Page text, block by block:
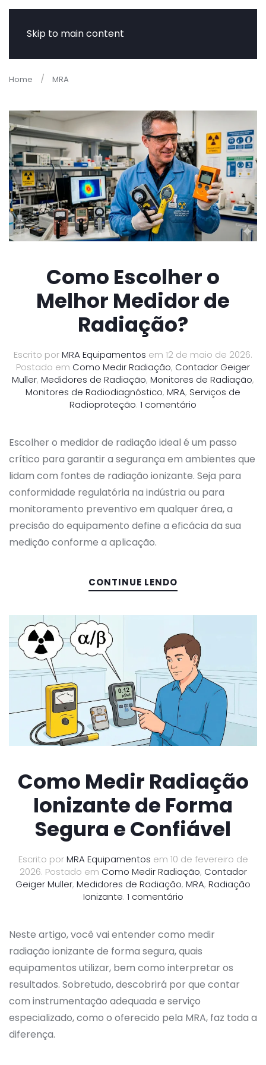
Skip to main content
Home MRA
Como Escolher o
Melhor Medidor de
Radiação?
Escrito porMRA Equipamentos em 12 de maio de 2026.
Postado em Como Medir Radiação, Contador Geiger
Muller, Medidores de Radiação, Monitores de Radiação,
Monitores de Radiodiagnóstico, MRA, Serviços de
Radioproteção. 1 comentário
o
Melhor
Medidor
de
Radiação?
Escolher o medidor de radiação ideal é um passo
crítico para garantir a segurança em ambientes que
lidam com fontes de radiação ionizante. Seja para
conformidade regulatória na indústria ou para
monitoramento preventivo em qualquer área, a
precisão do equipamento define a eficácia da sua
medição conforme a aplicação.
CONTINUE LENDO
Como Medir Radiação
Ionizante de Forma
Segura e Confiável
Escrito porMRA Equipamentos em 10 de fevereiro de
2026. Postado em Como Medir Radiação, Contador
Geiger Muller, Medidores de Radiação, MRA, Radiação
Ionizante. 1 comentárioem
Radiação
Ionizante
de
Forma
Segura
e
Confiável
Neste artigo, você vai entender como medir
radiação ionizante de forma segura, quais
equipamentos utilizar, bem como interpretar os
resultados. Sobretudo, descobrirá por que contar
com instrumentação adequada e serviço
especializado, como o oferecido pela MRA, faz toda a
diferença.